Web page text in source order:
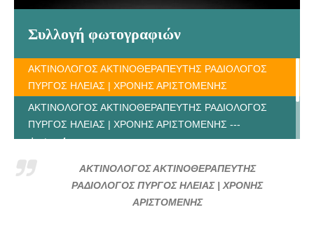
Συλλογή φωτογραφιών
ΑΚΤΙΝΟΛΟΓΟΣ ΑΚΤΙΝΟΘΕΡΑΠΕΥΤΗΣ ΡΑΔΙΟΛΟΓΟΣ
ΠΥΡΓΟΣ ΗΛΕΙΑΣ | ΧΡΟΝΗΣ ΑΡΙΣΤΟΜΕΝΗΣ
ΑΚΤΙΝΟΛΟΓΟΣ ΑΚΤΙΝΟΘΕΡΑΠΕΥΤΗΣ ΡΑΔΙΟΛΟΓΟΣ
ΠΥΡΓΟΣ ΗΛΕΙΑΣ | ΧΡΟΝΗΣ ΑΡΙΣΤΟΜΕΝΗΣ ---
doctors4u.gr
ΑΚΤΙΝΟΛΟΓΟΣ ΑΚΤΙΝΟΘΕΡΑΠΕΥΤΗΣ ΡΑΔΙΟΛΟΓΟΣ
ΠΥΡΓΟΣ ΗΛΕΙΑΣ | ΧΡΟΝΗΣ ΑΡΙΣΤΟΜΕΝΗΣ ---
ΑΚΤΙΝΟΛΟΓΟΣ ΑΚΤΙΝΟΘΕΡΑΠΕΥΤΗΣ
ΡΑΔΙΟΛΟΓΟΣ ΠΥΡΓΟΣ ΗΛΕΙΑΣ | ΧΡΟΝΗΣ
ΑΡΙΣΤΟΜΕΝΗΣ